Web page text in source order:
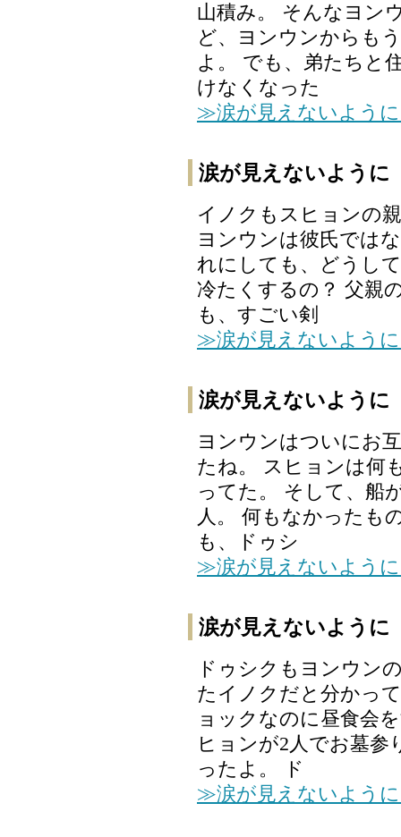
山積み。 そんなヨン
ど、ヨンウンからも
よ。 でも、弟たちと
けなくなった
≫涙が見えないよう
涙が見えないよう
イノクもスヒョンの
ヨンウンは彼氏では
れにしても、どうし
冷たくするの？ 父親
も、すごい剣
≫涙が見えないよう
涙が見えないよう
ヨンウンはついにお
たね。 スヒョンは何
ってた。 そして、船
人。 何もなかったも
も、ドゥシ
≫涙が見えないよう
涙が見えないよう
ドゥシクもヨンウン
たイノクだと分かっ
ョックなのに昼食会
ヒョンが2人でお墓
ったよ。 ド
≫涙が見えないよう